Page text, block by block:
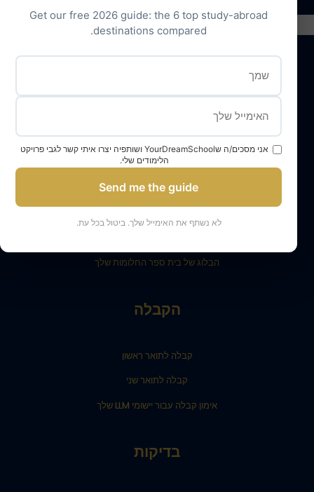
השירותים שלנו
צוות YourDreamSchool
בית ספר החלומות שלך, שותף להצלחה שלך
קבל תמיכה
הבלוג של בית ספר החלומות שלך
הקבלה
קבלה לתואר ראשון
קבלה לתואר שני
אימון קבלה עבור יישומי LLM שלך
בדיקות
Get our free 2026 guide: the 6 top study-abroad
destinations compared.
אני מסכים/ה שYourDreamSchool ושותפיה יצרו איתי קשר לגבי פרויקט
הלימודים שלי.
Send me the guide
לא נשתף את האימייל שלך. ביטול בכל עת.